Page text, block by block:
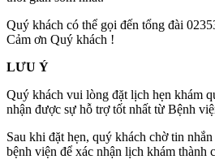
Quý khách có thể gọi đến tổng đài
Cảm ơn Quý khách !
LƯU Ý
Quý khách vui lòng đặt lịch hẹn khám
nhận được sự hỗ trợ tốt nhất từ Bệnh
Sau khi đặt hẹn, quý khách chờ tin
bệnh viện để xác nhận lịch khám thành